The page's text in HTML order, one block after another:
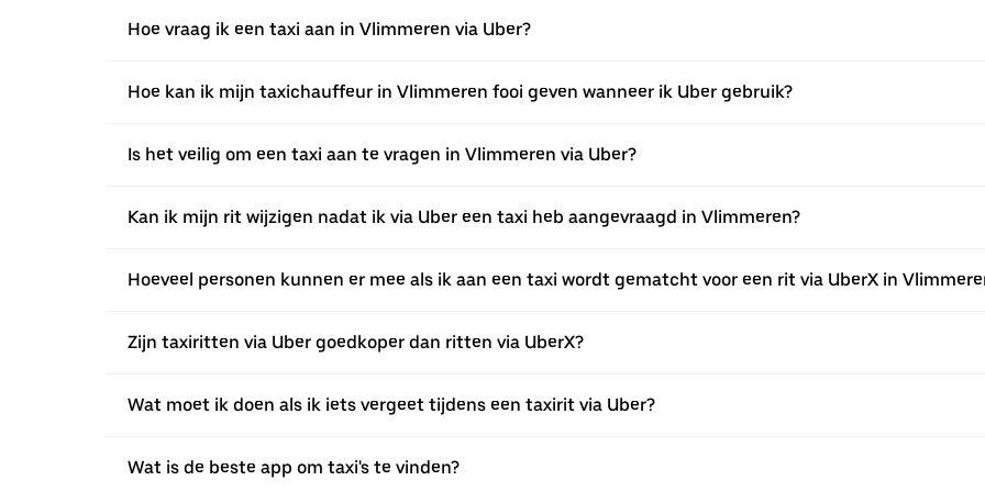
Hoe vraag ik een taxi aan in Vlimmeren via Uber?
Hoe kan ik mijn taxichauffeur in Vlimmeren fooi geven wanneer ik Uber gebruik?
Is het veilig om een taxi aan te vragen in Vlimmeren via Uber?
Kan ik mijn rit wijzigen nadat ik via Uber een taxi heb aangevraagd in Vlimmeren?
Hoeveel personen kunnen er mee als ik aan een taxi wordt gematcht voor een rit via UberX in
Zijn taxiritten via Uber goedkoper dan ritten via UberX?
Wat moet ik doen als ik iets vergeet tijdens een taxirit via Uber?
Wat is de beste app om taxi's te vinden?